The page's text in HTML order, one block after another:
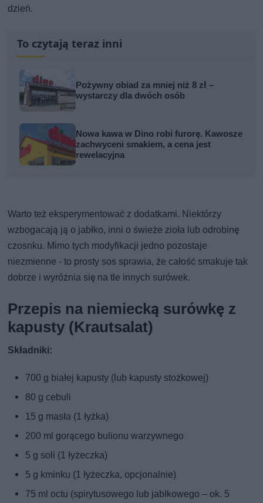
dzień.
To czytają teraz inni
Pożywny obiad za mniej niż 8 zł –
wystarczy dla dwóch osób
Nowa kawa w Dino robi furorę. Kawosze
zachwyceni smakiem, a cena jest
rewelacyjna
Warto też eksperymentować z dodatkami. Niektórzy
wzbogacają ją o jabłko, inni o świeże zioła lub odrobinę
czosnku. Mimo tych modyfikacji jedno pozostaje
niezmienne - to prosty sos sprawia, że całość smakuje tak
dobrze i wyróżnia się na tle innych surówek.
Przepis na niemiecką surówkę z
kapusty (Krautsalat)
Składniki:
700 g białej kapusty (lub kapusty stożkowej)
80 g cebuli
15 g masła (1 łyżka)
200 ml gorącego bulionu warzywnego
5 g soli (1 łyżeczka)
5 g kminku (1 łyżeczka, opcjonalnie)
75 ml octu (spirytusowego lub jabłkowego – ok. 5